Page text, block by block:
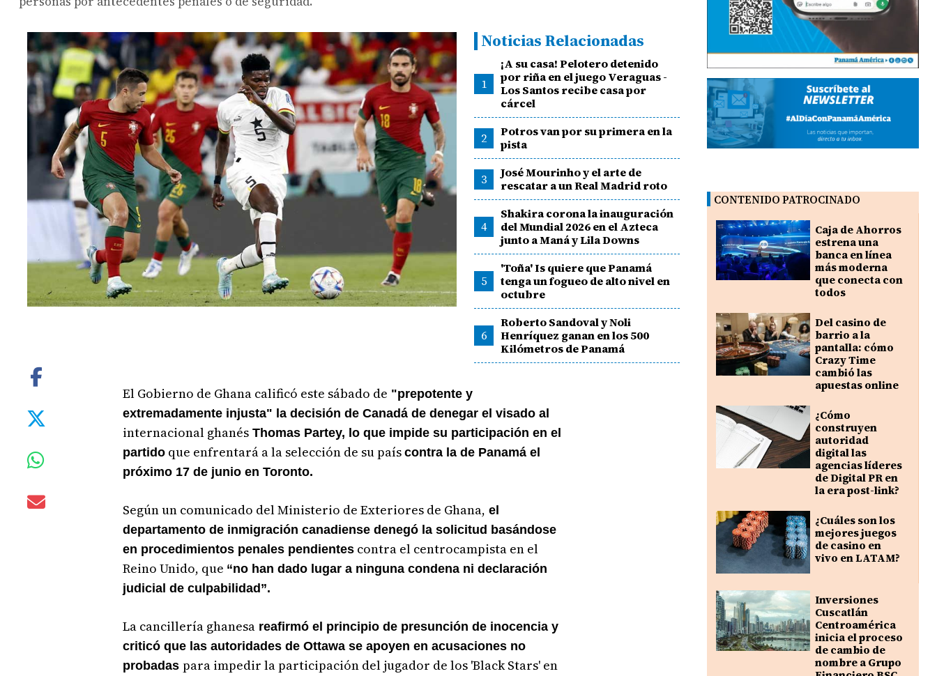
Noticias Relacionadas
1
¡A su casa! Pelotero detenido
por riña en el juego Veraguas -
Los Santos recibe casa por
cárcel
2
Potros van por su primera en la
pista
3
José Mourinho y el arte de
rescatar a un Real Madrid roto
4
Shakira corona la inauguración
del Mundial 2026 en el Azteca
junto a Maná y Lila Downs
5
'Toña' Is quiere que Panamá
tenga un fogueo de alto nivel en
octubre
6
Roberto Sandoval y Noli
Henríquez ganan en los 500
Kilómetros de Panamá
El Gobierno de Ghana calificó este sábado de "prepotente y
extremadamente injusta" la decisión de Canadá de denegar el visado al
internacional ghanésThomas Partey, lo que impide su participación en el
partidoque enfrentará a la selección de su país contra la de Panamá el
próximo 17 de junio en Toronto.
Según un comunicado del Ministerio de Exteriores de Ghana, el
departamento de inmigración canadiense denegó la solicitud basándose
en procedimientos penales pendientescontra el centrocampista en el
Reino Unido, que “no han dado lugar a ninguna condena ni declaración
judicial de culpabilidad”.
La cancillería ghanesareafirmó el principio de presunción de inocencia y
criticó que las autoridades de Ottawa se apoyen en acusaciones no
probadas para impedir la participación del jugador de los 'Black Stars' en
CONTENIDO PATROCINADO
Caja de Ahorros
estrena una
banca en línea
más moderna
que conecta con
todos
Del casino de
barrio a la
pantalla: cómo
Crazy Time
cambió las
apuestas online
¿Cómo
construyen
autoridad
digital las
agencias líderes
de Digital PR en
la era post-link?
¿Cuáles son los
mejores juegos
de casino en
vivo en LATAM?
Inversiones
Cuscatlán
Centroamérica
inicia el proceso
de cambio de
nombre a Grupo